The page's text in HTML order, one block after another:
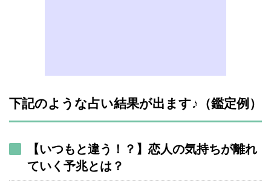
下記のような占い結果が出ます♪（鑑定例）
【いつもと違う！？】恋人の気持ちが離れ
ていく予兆とは？